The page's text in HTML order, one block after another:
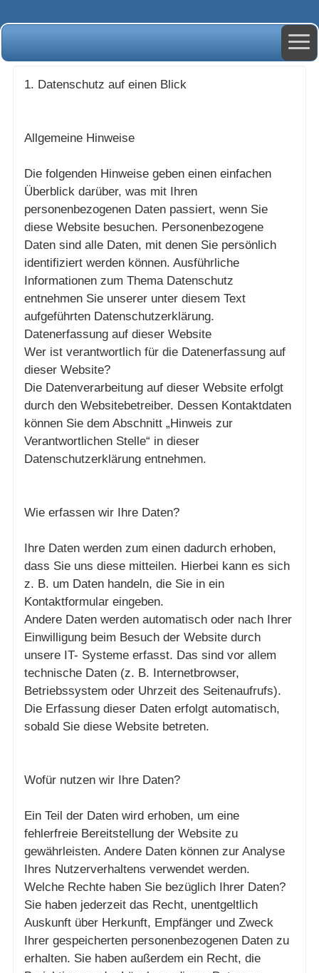
1. Datenschutz auf einen Blick
Allgemeine Hinweise
Die folgenden Hinweise geben einen einfachen
Überblick darüber, was mit Ihren
personenbezogenen Daten passiert, wenn Sie
diese Website besuchen. Personenbezogene
Daten sind alle Daten, mit denen Sie persönlich
identifiziert werden können. Ausführliche
Informationen zum Thema Datenschutz
entnehmen Sie unserer unter diesem Text
aufgeführten Datenschutzerklärung.
Datenerfassung auf dieser Website
Wer ist verantwortlich für die Datenerfassung auf
dieser Website?
Die Datenverarbeitung auf dieser Website erfolgt
durch den Websitebetreiber. Dessen Kontaktdaten
können Sie dem Abschnitt „Hinweis zur
Verantwortlichen Stelle“ in dieser
Datenschutzerklärung entnehmen.
Wie erfassen wir Ihre Daten?
Ihre Daten werden zum einen dadurch erhoben,
dass Sie uns diese mitteilen. Hierbei kann es sich
z. B. um Daten handeln, die Sie in ein
Kontaktformular eingeben.
Andere Daten werden automatisch oder nach Ihrer
Einwilligung beim Besuch der Website durch
unsere IT- Systeme erfasst. Das sind vor allem
technische Daten (z. B. Internetbrowser,
Betriebssystem oder Uhrzeit des Seitenaufrufs).
Die Erfassung dieser Daten erfolgt automatisch,
sobald Sie diese Website betreten.
Wofür nutzen wir Ihre Daten?
Ein Teil der Daten wird erhoben, um eine
fehlerfreie Bereitstellung der Website zu
gewährleisten. Andere Daten können zur Analyse
Ihres Nutzerverhaltens verwendet werden.
Welche Rechte haben Sie bezüglich Ihrer Daten?
Sie haben jederzeit das Recht, unentgeltlich
Auskunft über Herkunft, Empfänger und Zweck
Ihrer gespeicherten personenbezogenen Daten zu
erhalten. Sie haben außerdem ein Recht, die